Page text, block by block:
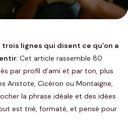
lignes qui disent ce qu’on a
Cet article rassemble 80
par profil d’ami et par ton, plus
Aristote, Cicéron ou Montaigne,
la phrase idéale et des idées
est trié, formaté, et pensé pour